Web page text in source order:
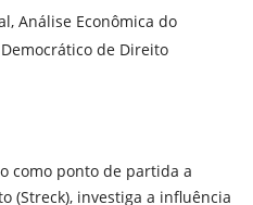
Análise Econômica do
de Direito
como ponto de partida a
(Streck), investiga a influência